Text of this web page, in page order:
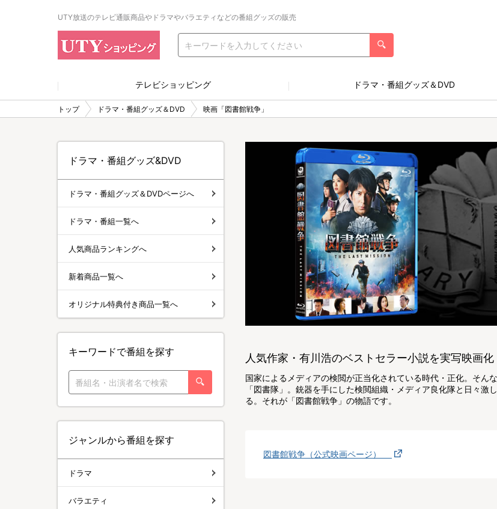
UTY放送のテレビ通販商品やドラマやバラエティなどの番組グッズの販売
テレビショッピング ドラマ・番組グッズ＆DVD
トップ ドラマ・番組グッズ＆DVD 映画「図書館戦争」
人気作家・有川浩のベストセラー小説を実写映画化
国家によるメディアの検閲が正当化されている時代・正化。そ
「図書隊」。銃器を手にした検閲組織・メディア良化隊と日々
る。それが「図書館戦争」の物語です。
図書館戦争（公式映画ページ）
ドラマ・番組グッズ&DVD
ドラマ・番組グッズ＆DVDページへ
ドラマ・番組一覧へ
人気商品ランキングへ
新着商品一覧へ
オリジナル特典付き商品一覧へ
キーワードで番組を探す
ジャンルから番組を探す
ドラマ
バラエティ